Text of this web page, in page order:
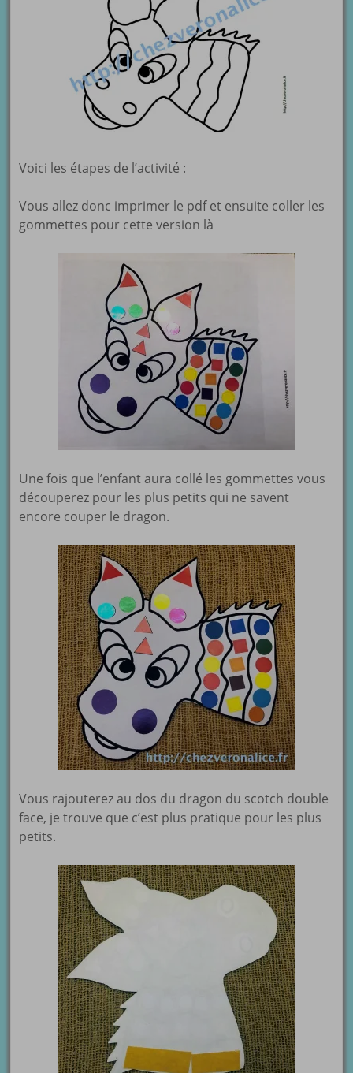
Voici les étapes de l’activité :
Vous allez donc imprimer le pdf et ensuite coller les
gommettes pour cette version là
Une fois que l’enfant aura collé les gommettes vous
découperez pour les plus petits qui ne savent
encore couper le dragon.
Vous rajouterez au dos du dragon du scotch double
face, je trouve que c’est plus pratique pour les plus
petits.